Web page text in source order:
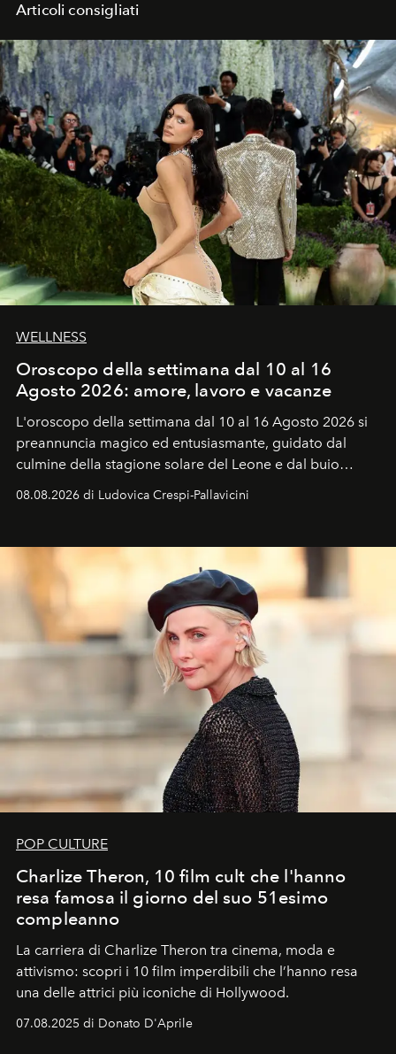
Articoli consigliati
WELLNESS
Oroscopo della settimana dal 10 al 16
Agosto 2026: amore, lavoro e vacanze
L'oroscopo della settimana dal 10 al 16 Agosto 2026 si
preannuncia magico ed entusiasmante, guidato dal
culmine della stagione solare del Leone e dal buio
favorevole della Luna nuova in Leone del 12 agosto,
ideale per la notte delle Perseidi.
08.08.2026 di Ludovica Crespi-Pallavicini
POP CULTURE
Charlize Theron, 10 film cult che l'hanno
resa famosa il giorno del suo 51esimo
compleanno
La carriera di Charlize Theron tra cinema, moda e
attivismo: scopri i 10 film imperdibili che l’hanno resa
una delle attrici più iconiche di Hollywood.
07.08.2025 di Donato D'Aprile